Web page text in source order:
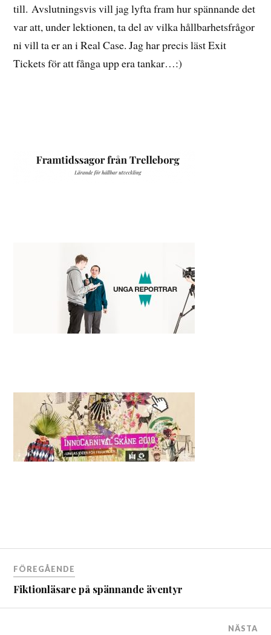
till. Avslutningsvis vill jag lyfta fram hur spännande det
var att, under lektionen, ta del av vilka hållbarhetsfrågor
ni vill ta er an i Real Case. Jag har precis läst Exit
Tickets för att fånga upp era tankar…:)
FÖREGÅENDE
Fiktionläsare på spännande äventyr
NÄSTA